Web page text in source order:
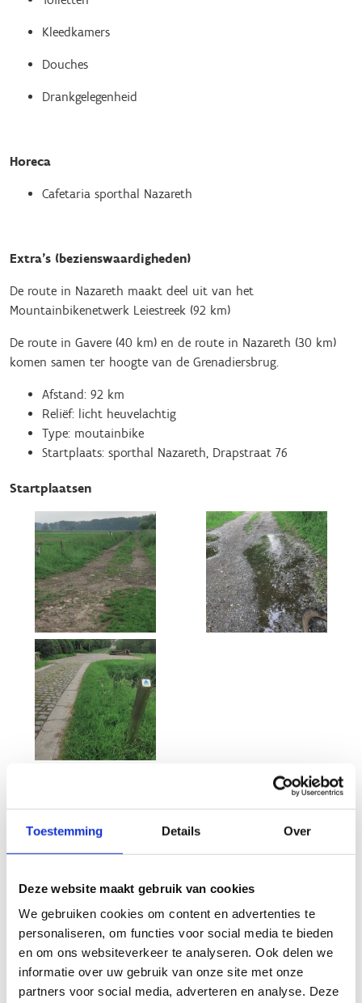
Toestemming Details Over
Deze website maakt gebruik van cookies
We gebruiken cookies om content en advertenties te
personaliseren, om functies voor social media te bieden
en om ons websiteverkeer te analyseren. Ook delen we
informatie over uw gebruik van onze site met onze
partners voor social media, adverteren en analyse. Deze
Kleedkamers
Douches
Drankgelegenheid
Horeca
Cafetaria sporthal Nazareth
Extra’s (bezienswaardigheden)
De route in Nazareth maakt deel uit van het
Mountainbikenetwerk Leiestreek (92 km)
De route in Gavere (40 km) en de route in Nazareth (30 km)
komen samen ter hoogte van de Grenadiersbrug.
Afstand: 92 km
Reliëf: licht heuvelachtig
Type: moutainbike
Startplaats: sporthal Nazareth, Drapstraat 76
Startplaatsen
Wat vond je van deze route?
Jouw beoordeling helpt de kwaliteit van de routes in kaart
te brengen en andere mountainbikers te leiden naar de
fijnste plekken.
In onzebeoordelingsrichtlijnen vind je tips om een
oprecht nuttige beoordeling te schrijven. Respecteer je